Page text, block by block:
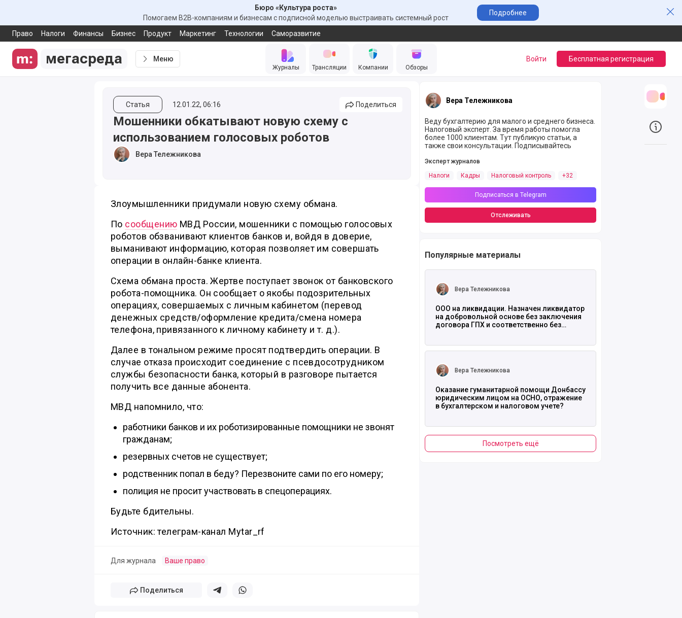
Бюро «Культура роста»
Помогаем B2B-компаниям и бизнесам с подписной моделью выстраивать системный рост
Подробнее
Право Налоги Финансы Бизнес Продукт Маркетинг Технологии Саморазвитие
мегасреда Меню
Журналы Трансляции Компании Обзоры
Войти Бесплатная регистрация
Статья 12.01.22, 06:16 Поделиться
Мошенники обкатывают новую схему с
использованием голосовых роботов
Вера Тележникова
Злоумышленники придумали новую схему обмана.
По сообщению МВД России, мошенники с помощью голосовых
роботов обзванивают клиентов банков и, войдя в доверие,
выманивают информацию, которая позволяет им совершать
операции в онлайн-банке клиента.
Схема обмана проста. Жертве поступает звонок от банковского
робота-помощника. Он сообщает о якобы подозрительных
операциях, совершаемых с личным кабинетом (перевод
денежных средств/оформление кредита/смена номера
телефона, привязанного к личному кабинету и т. д.).
Далее в тональном режиме просят подтвердить операции. В
случае отказа происходит соединение с псевдосотрудником
службы безопасности банка, который в разговоре пытается
получить все данные абонента.
МВД напомнило, что:
работники банков и их роботизированные помощники не звонят
гражданам;
резервных счетов не существует;
родственник попал в беду? Перезвоните сами по его номеру;
полиция не просит участвовать в спецоперациях.
Будьте бдительны.
Источник: телеграм-канал Mytar_rf
Для журнала Ваше право
Поделиться Поделиться в телеграм
Поделиться в whatsapp
Вера Тележникова
Веду бухгалтерию для малого и среднего бизнеса.
Налоговый эксперт. За время работы помогла
более 1000 клиентам. Тут публикую статьи, а
также свои консультации. Подписывайтесь
Эксперт журналов
Налоги
Кадры Налоговый контроль +32
Подписаться в Telegram
Отслеживать
Популярные материалы
Вера Тележникова
ООО на ликвидации. Назначен ликвидатор
на добровольной основе без заключения
договора ГПХ и соответственно без
Вера Тележникова
Оказание гуманитарной помощи Донбассу
юридическим лицом на ОСНО, отражение
в бухгалтерском и налоговом учете?
Посмотреть ещё
О